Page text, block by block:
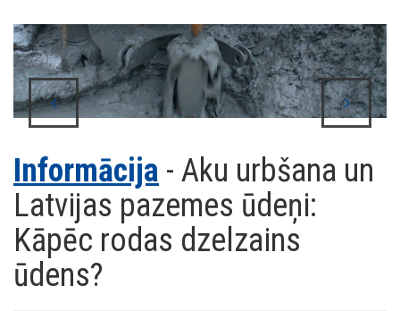
Informācija - Aku urbšana un
Latvijas pazemes ūdeņi:
Kāpēc rodas dzelzains
ūdens?